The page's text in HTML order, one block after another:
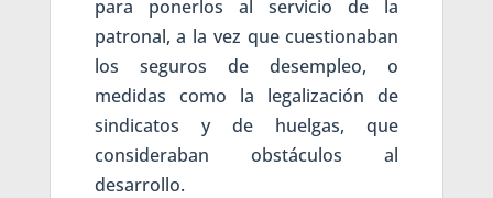
para ponerlos al servicio de la
patronal, a la vez que cuestionaban
los seguros de desempleo, o
medidas como la legalización de
sindicatos y de huelgas, que
consideraban obstáculos al
desarrollo.